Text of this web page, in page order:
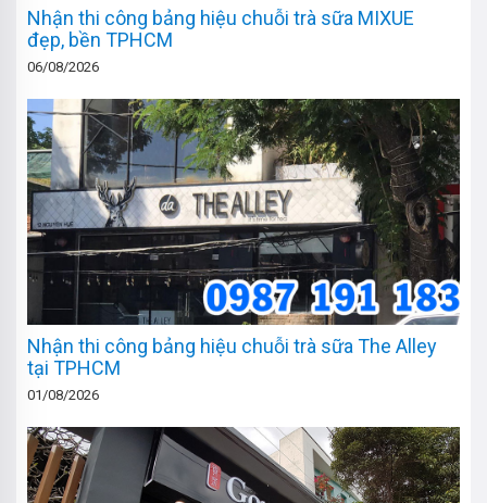
Nhận thi công bảng hiệu chuỗi trà sữa MIXUE
đẹp, bền TPHCM
06/08/2026
Nhận thi công bảng hiệu chuỗi trà sữa The Alley
tại TPHCM
01/08/2026